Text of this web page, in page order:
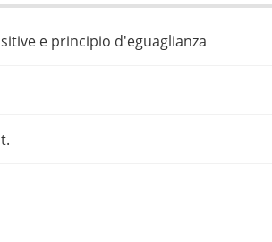
e principio d'eguaglianza